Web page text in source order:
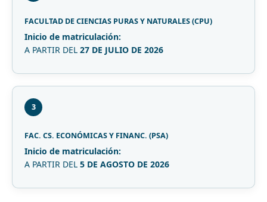
FACULTAD DE CIENCIAS PURAS Y NATURALES (CPU)
Inicio de matriculación:
A PARTIR DEL 27 DE JULIO DE 2026
3
FAC. CS. ECONÓMICAS Y FINANC. (PSA)
Inicio de matriculación:
A PARTIR DEL 5 DE AGOSTO DE 2026